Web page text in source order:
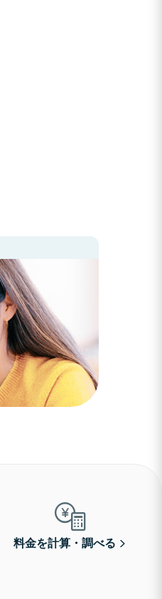
料金を計算・調べる